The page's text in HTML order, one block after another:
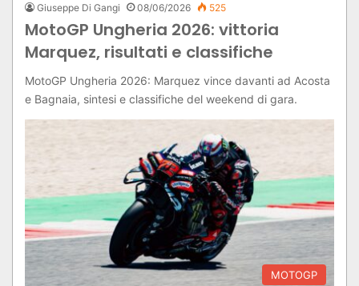
Giuseppe Di Gangi 08/06/2026 525
MotoGP Ungheria 2026: vittoria
Marquez, risultati e classifiche
MotoGP Ungheria 2026: Marquez vince davanti ad Acosta
e Bagnaia, sintesi e classifiche del weekend di gara.
MOTOGP